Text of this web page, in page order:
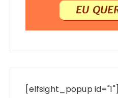
[elfsight_popup id="1"]